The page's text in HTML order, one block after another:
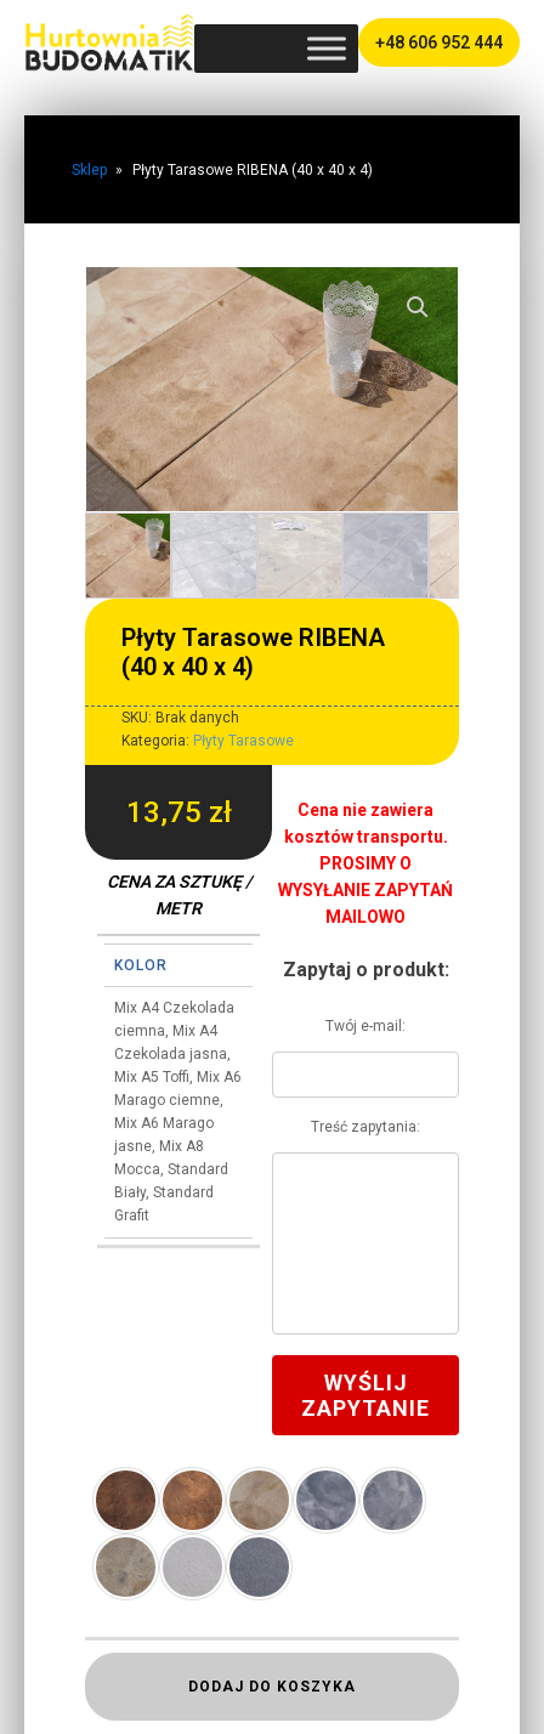
+48 606 952 444
Sklep » Płyty Tarasowe RIBENA (40 x 40 x 4)
Płyty Tarasowe RIBENA
(40 x 40 x 4)
SKU: Brak danych
Kategoria: Płyty Tarasowe
13,75 zł
CENA ZA SZTUKĘ /
METR
KOLOR
Mix A4 Czekolada
ciemna, Mix A4
Czekolada jasna,
Mix A5 Toffi, Mix A6
Marago ciemne,
Mix A6 Marago
jasne, Mix A8
Mocca, Standard
Biały, Standard
Grafit
Cena nie zawiera
kosztów transportu.
PROSIMY O
WYSYŁANIE ZAPYTAŃ
MAILOWO
Zapytaj o produkt:
Twój e-mail:
Treść zapytania:
WYŚLIJ
ZAPYTANIE
DODAJ DO KOSZYKA